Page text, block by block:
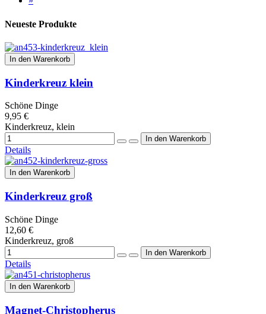
Neueste Produkte
In den Warenkorb
Kinderkreuz klein
Schöne Dinge
9,95 €
Kinderkreuz, klein
Details
In den Warenkorb
Kinderkreuz groß
Schöne Dinge
12,60 €
Kinderkreuz, groß
Details
In den Warenkorb
Magnet-Christopherus